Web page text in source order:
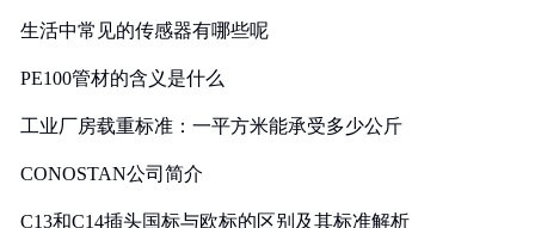
生活中常见的传感器有哪些呢
PE100管材的含义是什么
工业厂房载重标准：一平方米能承受多少公斤
CONOSTAN公司简介
C13和C14插头国标与欧标的区别及其标准解析